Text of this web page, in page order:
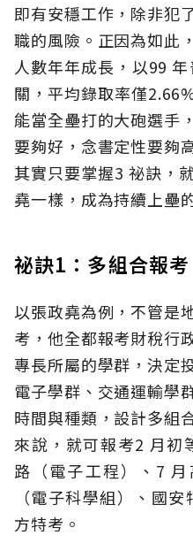
即有安穩工作，除非犯
職的風險。正因為如此
人數年年成長，以99
關，平均錄取率僅
能當全壘打的大砲選手
要夠好，念書定性要夠
其實只要掌握3 祕訣，
堯一樣，成為持續上壘
祕訣1：多組合報考
以張政堯為例，不管是
考，他全都報考財稅行
專長所屬的學群，決定
電子學群、交通運輸學
時間與種類，設計多組
來說，就可報考2 月初
路（電子工程）、7
（電子科學組）、國
方特考。